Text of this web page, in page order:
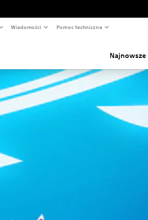
Wiadomości Pomoc techniczna
Najnowsze